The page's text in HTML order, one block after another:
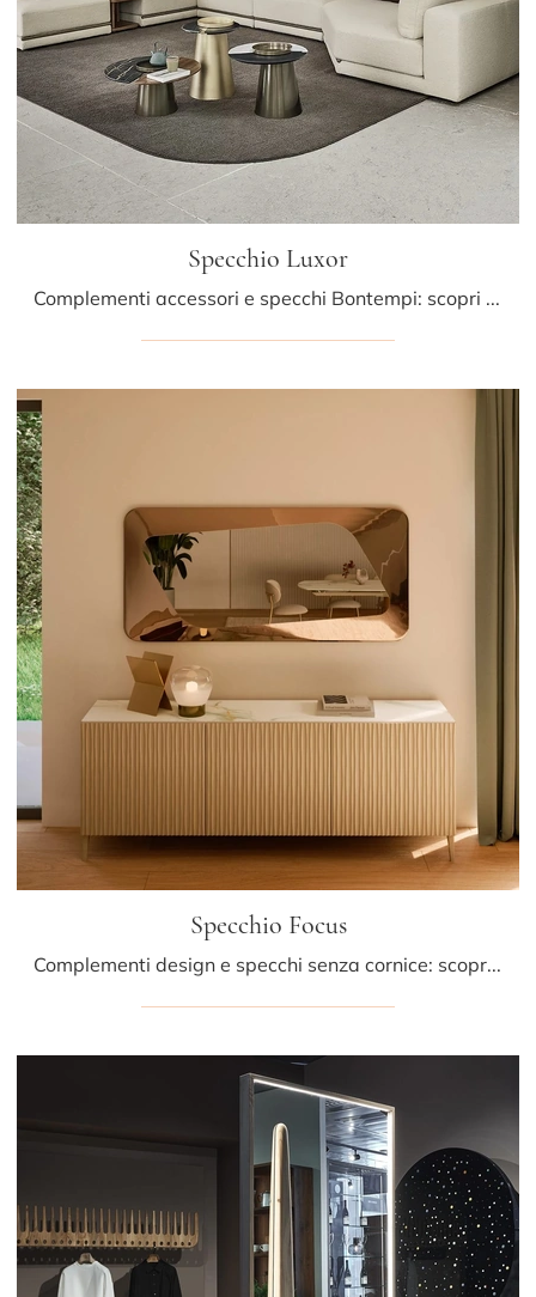
Specchio Luxor
Complementi accessori e specchi Bontempi: scopri come valorizzare i tuoi locali design con il modello Specchio Luxor.
Specchio Focus
Complementi design e specchi senza cornice: scopri di più sul modello Specchio Focus di Bontempi e potrai arricchire i tuoi locali.